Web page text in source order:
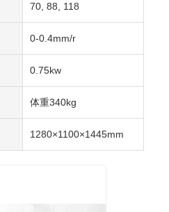
70, 88, 118
0-0.4mm/r
0.75kw
体重340kg
1280×1100×1445mm